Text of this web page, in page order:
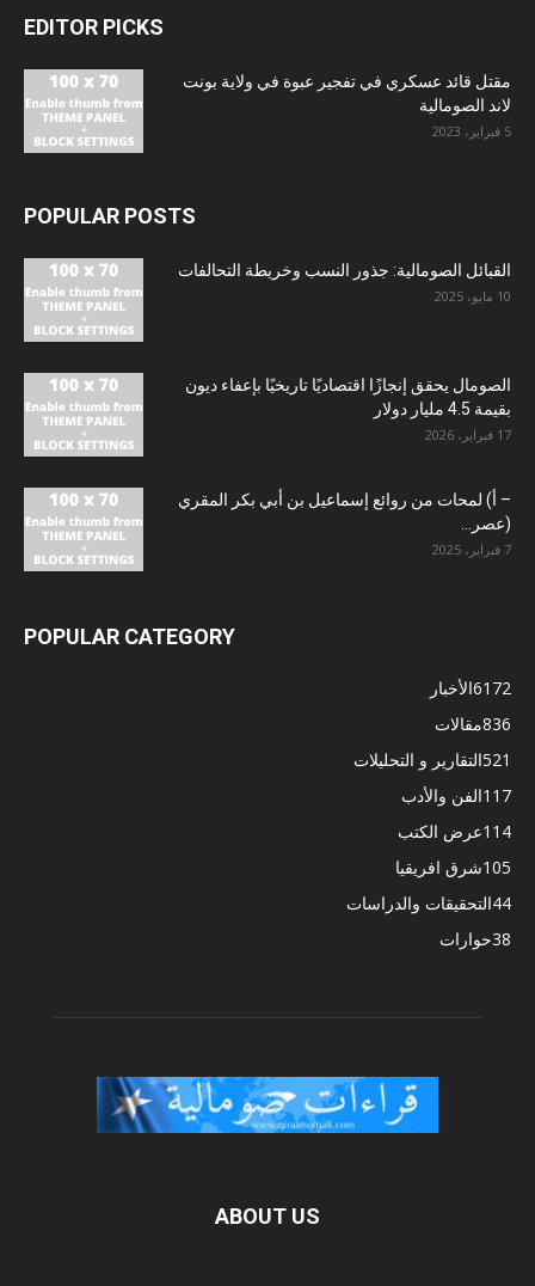
EDITOR PICKS
مقتل قائد عسكري في تفجير عبوة في ولاية بونت
لاند الصومالية
5 فبراير، 2023
POPULAR POSTS
القبائل الصومالية: جذور النسب وخريطة التحالفات
10 مايو، 2025
الصومال يحقق إنجازًا اقتصاديًا تاريخيًا بإعفاء ديون
بقيمة 4.5 مليار دولار
17 فبراير، 2026
– أ) لمحات من روائع إسماعيل بن أبي بكر المقري
(عصر...
7 فبراير، 2025
POPULAR CATEGORY
الأخبار6172
مقالات836
التقارير و التحليلات521
الفن والأدب117
عرض الكتب114
شرق افريقيا105
التحقيقات والدراسات44
حوارات38
ABOUT US